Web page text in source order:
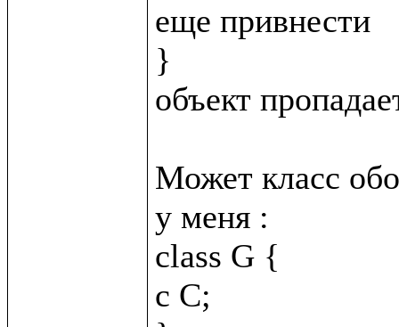
еще привнести
}
объект
Может класс
у меня :
class G {
c C;